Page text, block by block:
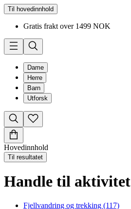
Til hovedinnhold
Gratis frakt over 1499 NOK
Dame
Herre
Barn
Utforsk
Hovedinnhold
Til resultatet
Handle til aktivitet
Fjellvandring og trekking (117)